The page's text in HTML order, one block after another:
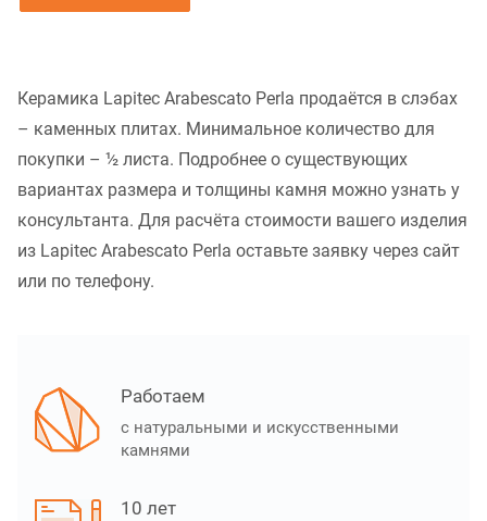
Керамика Lapitec Arabescato Perla продаётся в слэбах
– каменных плитах. Минимальное количество для
покупки – ½ листа. Подробнее о существующих
вариантах размера и толщины камня можно узнать у
консультанта. Для расчёта стоимости вашего изделия
из Lapitec Arabescato Perla оставьте заявку через сайт
или по телефону.
Работаем
с натуральными и искусственными
камнями
10 лет